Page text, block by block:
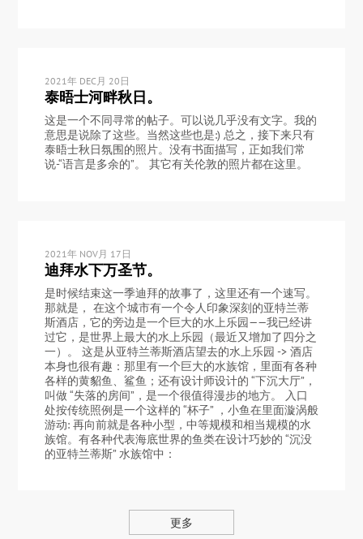
2021年 DEC月 20日
泰晤士河畔秋日。
这是一个不同寻常的帖子。可以说几乎没有文字。我的
意思是说除了这些。当然这些也是:) 总之，接下来只有
泰晤士秋日氛围的照片。没有书面描写，正如我们常
说-“语言是多余的”。 其它有关伦敦的照片都在这里。
2021年 NOV月 17日
迪拜水下万圣节。
是时候结束这一季迪拜的故事了，这里还有一个速写。
那就是， 在这个城市有一个令人印象深刻的亚特兰蒂
斯酒店，它的旁边是一个巨大的水上乐园——我已经讲
过它，是世界上最大的水上乐园（最近又增加了四分之
一）。 这是从亚特兰蒂斯酒店望去的水上乐园 -> 酒店
本身也很有趣：那里有一个巨大的水族馆，里面有各种
各样的黄貂鱼、鲨鱼；还有设计师设计的 “下沉大厅”，
叫做 “失落的房间”，是一个很值得漫步的地方。 入口
处按传统照例是一个这样的 “杯子” ，小鱼在里面漩涡般
游动: 再向前就是各种小型，中等规模和相当规模的水
族馆。有各种代表海底世界的鱼类在设计巧妙的 “沉没
的亚特兰蒂斯” 水族馆中：
更多